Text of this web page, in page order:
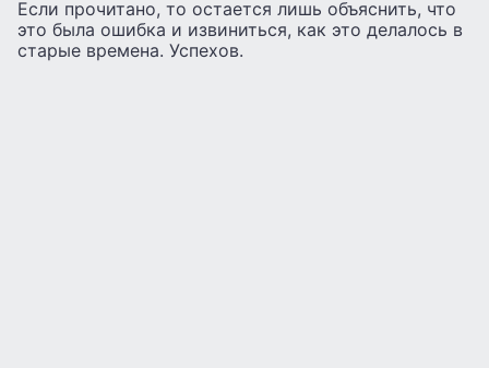
Если прочитано, то остается лишь объяснить, что
это была ошибка и извиниться, как это делалось в
старые времена. Успехов.